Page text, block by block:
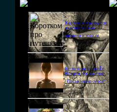
Короткометражка про
путешествия во
времени и эгоизм.
Битва цивилизаций с
Игорем Прокопенко.
"Письма из космоса"